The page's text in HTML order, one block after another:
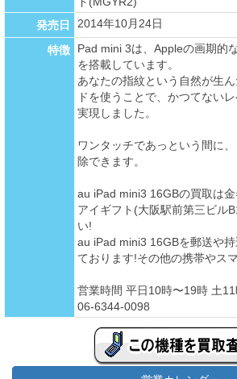
発売日
2014年10月24日
特徴
Pad mini 3は、Appleの画期的
を搭載しています。
あなたの指紋という自然が生
ドを使うことで、かつてない
実現しました。
ワンタッチであっという間に
除できます。
au iPad mini3 16GBの買取は
アイギフト(大阪駅前第三ビル
い!
au iPad mini3 16GBを郵送や
ております!その他の携帯やス
営業時間 平日10時〜19時 土
06-6344-0098